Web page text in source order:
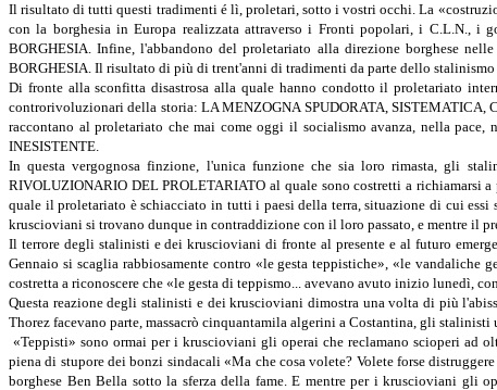
Il risultato di tutti questi tradimenti é lì, proletari, sotto i vostri occhi. La
con la borghesia in Europa realizzata attraverso i Fronti popolari, i C.L.N., i
BORGHESIA. Infine, l'abbandono del proletariato alla direzione borghese
BORGHESIA. Il risultato di più di trent'anni di tradimenti da parte dello
Di fronte alla sconfitta disastrosa alla quale hanno condotto il proletariato
controrivoluzionari della storia: LA MENZOGNA SPUDORATA,
raccontano al proletariato che mai come oggi il socialismo avanza, nella
INESISTENTE.
In questa vergognosa finzione, l'unica funzione che sia loro rimasta, gli
RIVOLUZIONARIO DEL PROLETARIATO al quale sono costretti a richiamarsi
quale il proletariato è schiacciato in tutti i paesi della terra, situazione di cui
kruscioviani si trovano dunque in contraddizione con il loro passato, e mentre il
Il terrore degli stalinisti e dei kruscioviani di fronte al presente e al futuro
Gennaio si scaglia rabbiosamente contro «le gesta teppistiche», «le vandaliche
costretta a riconoscere che «le gesta di teppismo... avevano avuto inizio lunedì,
Questa reazione degli stalinisti e dei kruscioviani dimostra una volta di più
Thorez facevano parte, massacrò cinquantamila algerini a Costantina, gli
«Teppisti» sono ormai per i kruscioviani gli operai che reclamano scioperi ad
piena di stupore dei bonzi sindacali «Ma che cosa volete? Volete forse
borghese Ben Bella sotto la sferza della fame. E mentre per i kruscioviani gli